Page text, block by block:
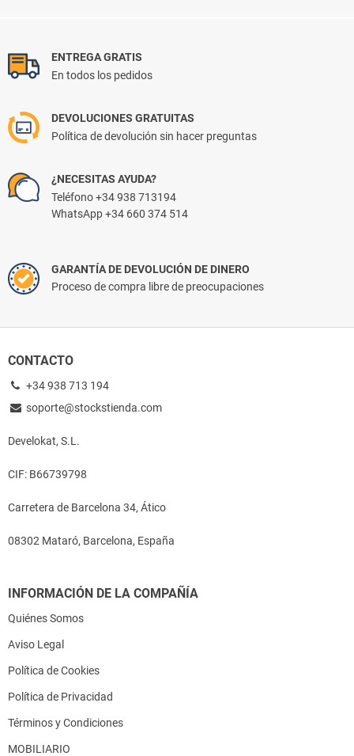
ENTREGA GRATIS
En todos los pedidos
DEVOLUCIONES GRATUITAS
Política de devolución sin hacer preguntas
¿NECESITAS AYUDA?
Teléfono +34 938 713194
WhatsApp +34 660 374 514
GARANTÍA DE DEVOLUCIÓN DE DINERO
Proceso de compra libre de preocupaciones
CONTACTO
+34 938 713 194
soporte@stockstienda.com
Develokat, S.L.
CIF: B66739798
Carretera de Barcelona 34, Ático
08302 Mataró, Barcelona, España
INFORMACIÓN DE LA COMPAÑÍA
Quiénes Somos
Aviso Legal
Política de Cookies
Política de Privacidad
Términos y Condiciones
MOBILIARIO